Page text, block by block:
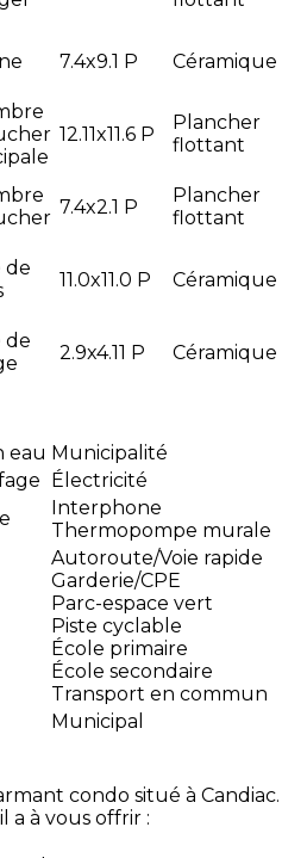
7.4x9.1 P Céramique
12.11x11.6 P
Plancher
flottant
7.4x2.1 P
Plancher
flottant
de
11.0x11.0 P Céramique
de
2.9x4.11 P Céramique
eau Municipalité
Électricité
Interphone
Thermopompe murale
Autoroute/Voie rapide
Garderie/CPE
Parc-espace vert
Piste cyclable
École primaire
École secondaire
Transport en commun
Municipal
condo situé à Candiac.
à vous offrir :